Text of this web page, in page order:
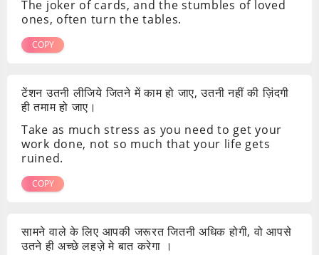
The joker of cards, and the stumbles of loved
ones, often turn the tables.
COPY
टेंशन उतनी लीजिये जितने में काम हो जाए, उतनी नहीं की ज़िंदगी
ही तमाम हो जाए।
Take as much stress as you need to get your
work done, not so much that your life gets
ruined.
COPY
सामने वाले के लिए आपकी जरूरत जितनी अधिक होगी, वो आपसे
उतने ही अच्छे लहज़े मे बात करेगा ।